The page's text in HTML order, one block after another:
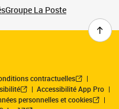
Groupe La Poste
contractuelles
Accessibilité App Pro
personnelles et cookies